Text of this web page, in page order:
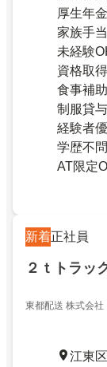
厚生年
家族手
未経験
資格取
食事補
制服貸与
経験者
学歴不問
AT限定
新着正社員
２ｔトラッ
東都配送 株式会社
江東区